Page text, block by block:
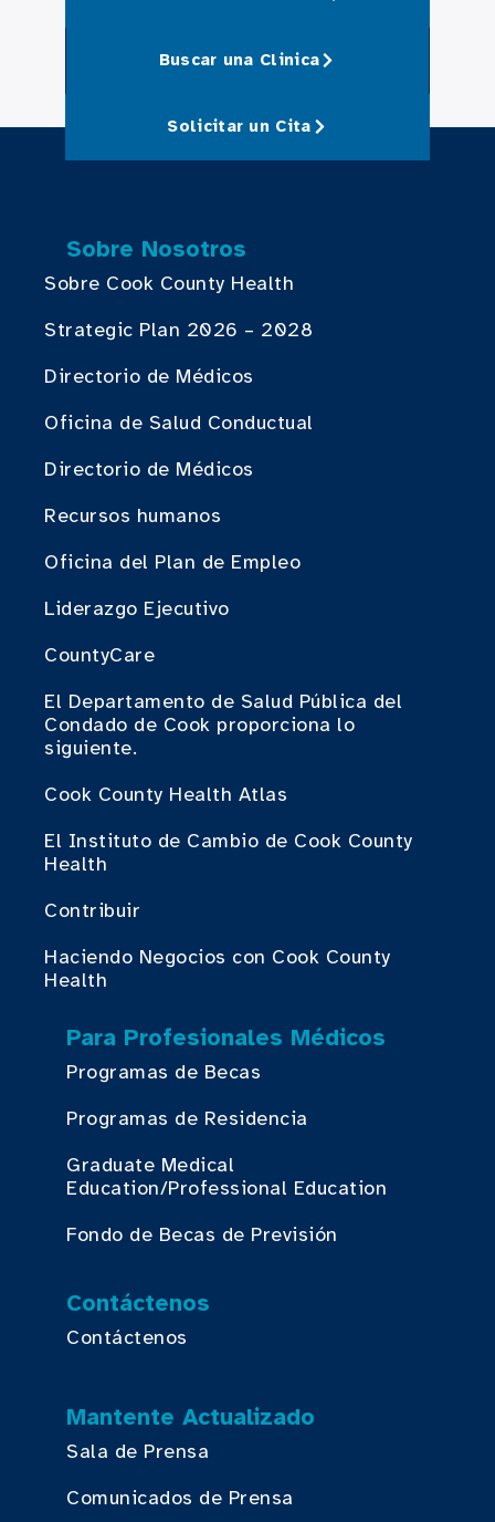
Buscar una Clinica
Solicitar un Cita
Sobre Nosotros
Sobre Cook County Health
Strategic Plan 2026 – 2028
Directorio de Médicos
Oficina de Salud Conductual
Directorio de Médicos
Recursos humanos
Oficina del Plan de Empleo
Liderazgo Ejecutivo
CountyCare
El Departamento de Salud Pública del
Condado de Cook proporciona lo
siguiente.
Cook County Health Atlas
El Instituto de Cambio de Cook County
Health
Contribuir
Haciendo Negocios con Cook County
Health
Para Profesionales Médicos
Programas de Becas
Programas de Residencia
Graduate Medical
Education/Professional Education
Fondo de Becas de Previsión
Contáctenos
Contáctenos
Mantente Actualizado
Sala de Prensa
Comunicados de Prensa